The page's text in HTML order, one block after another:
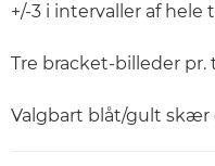
+/-3 i intervaller af hele
Tre bracket-billeder pr.
Valgbart blåt/gult